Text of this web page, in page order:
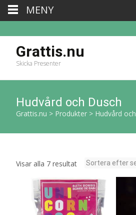
Grattis.nu
Skicka Presenter
Hudvård och Dusch
Grattis.nu > Produkter > Hudvård
Visar alla 7 resultatSortera
senaste
MENY